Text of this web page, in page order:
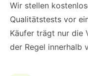
Wir stellen
Qualitätstests vor
Käufer trägt nur die
der Regel innerhalb